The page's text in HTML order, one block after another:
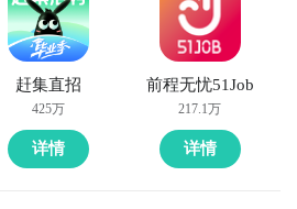
赶集直招
425万
详情
前程无忧51Job
217.1万
详情